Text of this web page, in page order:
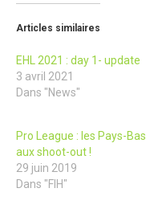
Articles similaires
EHL 2021 : day 1- update
3 avril 2021
Dans "News"
Pro League : les Pays-Bas
aux shoot-out !
29 juin 2019
Dans "FIH"